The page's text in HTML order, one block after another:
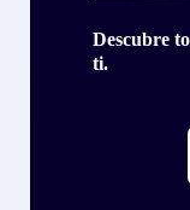
Descubre
ti.